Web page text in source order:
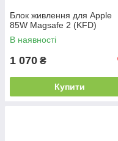
Блок живлення для Apple
85W Magsafe 2 (KFD)
В наявності
1 070 ₴
Купити